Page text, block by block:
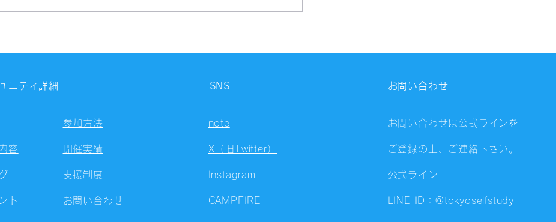
ニティ詳細
容
ト
参加方法
開催実績
支援制度
お問い合わせ
SNS
note
X（旧Twitter）
Instagram
CAMPFIRE
お問い合わせ
お問い合わせは公式ラインを
ご登録の上、ご連絡下さい。
公式ライン
LINE ID：@tokyoselfstudy